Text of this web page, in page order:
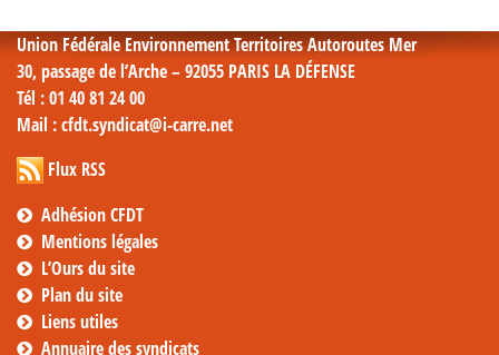
Union Fédérale Environnement Territoires Autoroutes Mer
30, passage de l’Arche – 92055 PARIS LA DÉFENSE
Tél : 01 40 81 24 00
Mail : cfdt.syndicat@i-carre.net
Flux RSS
Adhésion CFDT
Mentions légales
L’Ours du site
Plan du site
Liens utiles
Annuaire des syndicats